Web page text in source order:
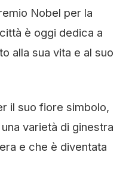
Nobel per la
è oggi dedica a
alla sua vita e al suo
il suo fiore simbolo,
varietà di ginestra
e che è diventata